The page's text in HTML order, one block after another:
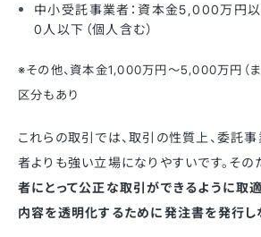
中小受託事業者：資本金5,000万円
0人以下（個人含む）
※その他、資本金1,000万円〜5,000万円（
区分もあり
これらの取引では、取引の性質上、委託
者よりも強い立場になりやすいです。その
者にとって公正な取引ができるように取
内容を透明化するために発注書を発行し